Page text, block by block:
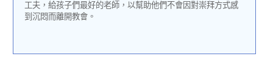
工夫，給孩子們最好的老師，以幫助他們不會因對崇拜方式感
到沉悶而離開教會。